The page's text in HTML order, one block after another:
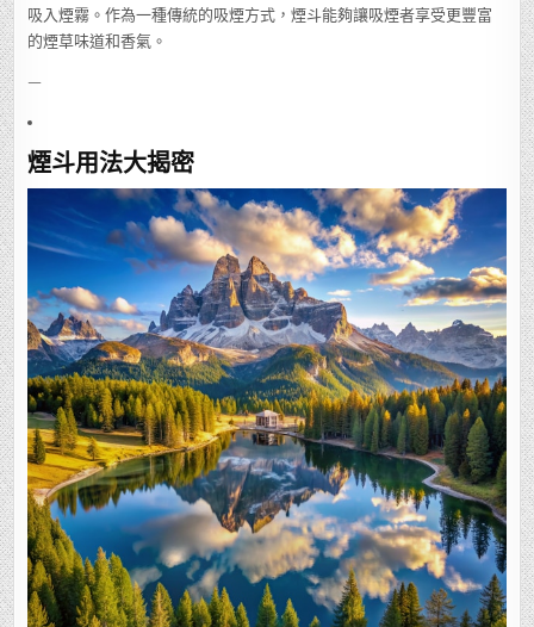
吸入煙霧。作為一種傳統的吸煙方式，煙斗能夠讓吸煙者享受更豐富
的煙草味道和香氣。
—
煙斗用法大揭密